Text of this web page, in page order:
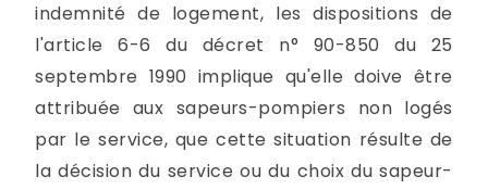
indemnité de logement, les dispositions de
l'article 6-6 du décret n° 90-850 du 25
septembre 1990 implique qu'elle doive être
attribuée aux sapeurs-pompiers non logés
par le service, que cette situation résulte de
la décision du service ou du choix du sapeur-